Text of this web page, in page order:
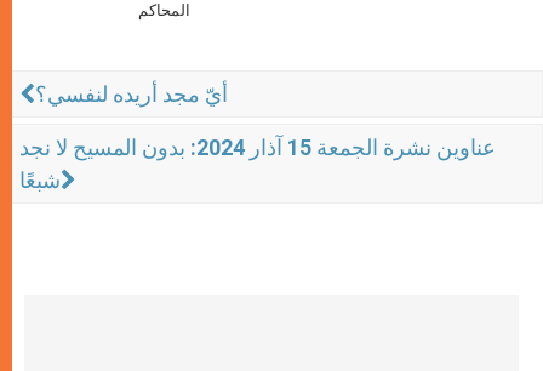
المحاكم
أيّ مجد أريده لنفسي؟
عناوين نشرة الجمعة 15 آذار 2024: بدون المسيح لا نجد
شبعًا